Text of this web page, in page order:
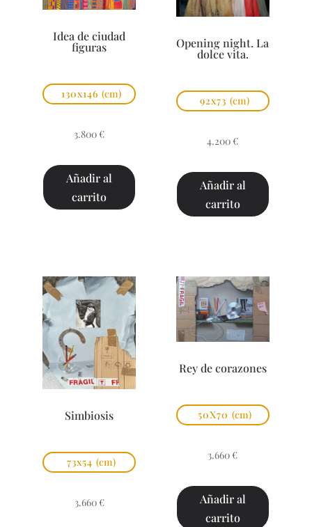
Idea de ciudad
figuras
130x146 (cm)
3.800 €
Añadir al
carrito
Opening night. La
dolce vita.
92x73 (cm)
4.200 €
Añadir al
carrito
Simbiosis
73x54 (cm)
3.660 €
Rey de corazones
50X70 (cm)
3.660 €
Añadir al
carrito